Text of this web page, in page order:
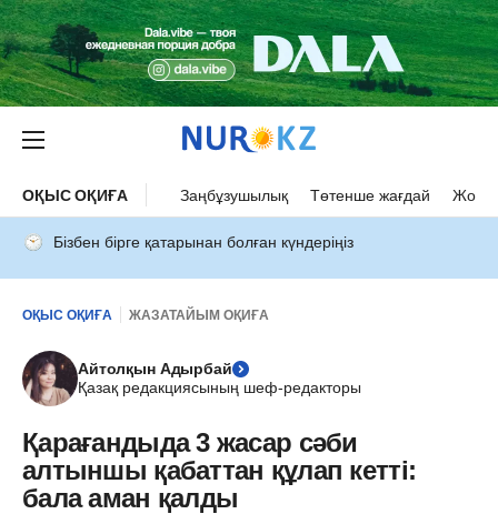
ОҚЫС ОҚИҒА Заңбұзушылық Төтенше жағдай Жол
Бізбен бірге қатарынан болған күндеріңіз
ОҚЫС ОҚИҒА ЖАЗАТАЙЫМ ОҚИҒА
Айтолқын Адырбай
Қазақ редакциясының шеф-редакторы
Қарағандыда 3 жасар сәби
алтыншы қабаттан құлап кетті:
бала аман қалды